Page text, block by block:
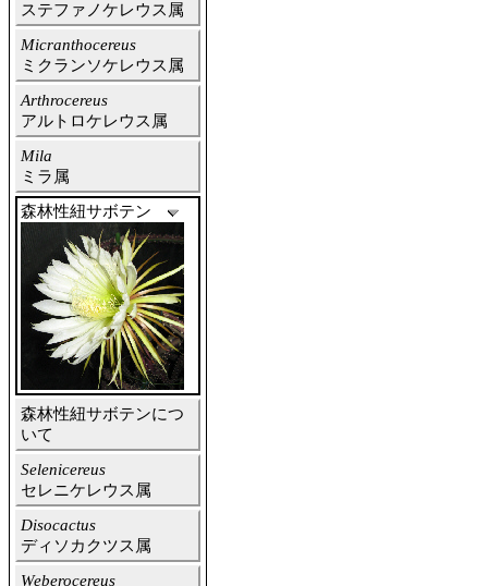
ステファノケレウス属
Micranthocereus
ミクランソケレウス属
Arthrocereus
アルトロケレウス属
Mila
ミラ属
森林性紐サボテン
森林性紐サボテンにつ
いて
Selenicereus
セレニケレウス属
Disocactus
ディソカクツス属
Weberocereus